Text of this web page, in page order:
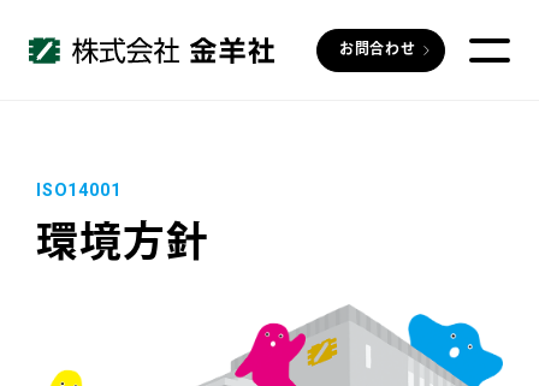
お問合わせ
ISO14001
環境方針